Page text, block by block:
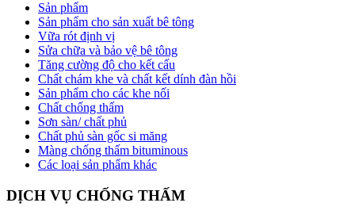
Sản phẩm
Sản phẩm cho sản xuất bê tông
Vữa rót định vị
Sửa chữa và bảo vệ bê tông
Tăng cường độ cho kết cấu
Chất chám khe và chất kết dính đàn hồi
Sản phẩm cho các khe nối
Chất chống thấm
Sơn sàn/ chất phủ
Chất phủ sàn gốc si măng
Màng chống thấm bituminous
Các loại sản phẩm khác
DỊCH VỤ CHỐNG THẤM